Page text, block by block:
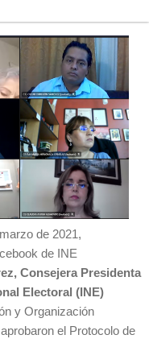
de 2021,
de INE
Consejera Presidenta
Electoral (INE)
y Organización
el Protocolo de